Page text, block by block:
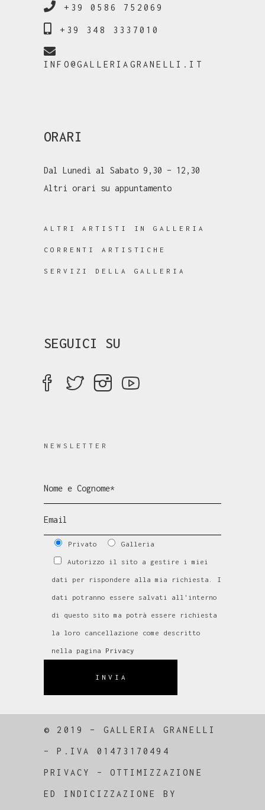
+39 0586 752069
+39 348 3337010
INFO@GALLERIAGRANELLI.IT
ORARI
Dal Lunedì al Sabato 9,30 – 12,30
Altri orari su appuntamento
ALTRI ARTISTI IN GALLERIA
CORRENTI ARTISTICHE
SERVIZI DELLA GALLERIA
SEGUICI SU
NEWSLETTER
Privato Galleria
Autorizzo il sito a gestire i miei
dati per rispondere alla mia richiesta. I
dati potranno essere salvati all'interno
di questo sito ma potrà essere richiesta
la loro cancellazione come descritto
nella pagina Privacy
INVIA
© 2019 – GALLERIA GRANELLI
–P.IVA 01473170494
PRIVACY –OTTIMIZZAZIONE
ED INDICIZZAZIONE BY